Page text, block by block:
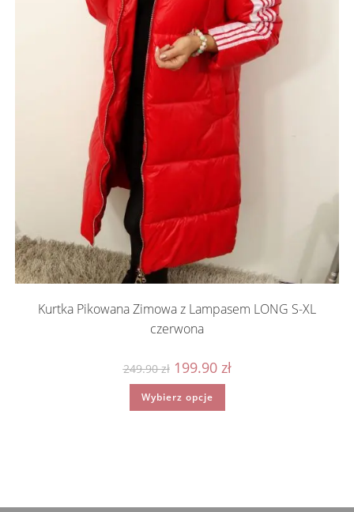
Kurtka Pikowana Zimowa z Lampasem LONG S-XL
czerwona
249.90zł Pierwotna
cena
wynosiła:
249.90 zł.
199.90 złAktualna
Wybierz opcje
Ten
ma